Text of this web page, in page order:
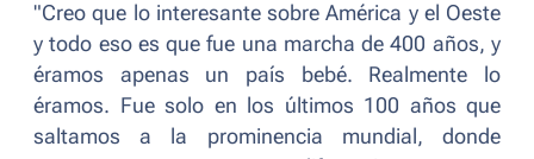
"Creo que lo interesante sobre América y el Oeste
y todo eso es que fue una marcha de 400 años, y
éramos apenas un país bebé. Realmente lo
éramos. Fue solo en los últimos 100 años que
saltamos a la prominencia mundial, donde